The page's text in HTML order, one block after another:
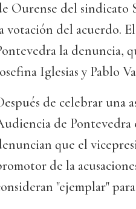
Ourense del sindicato
votación del acuerdo.
la denuncia,
Iglesias y Pablo
de celebrar una
de Pontevedra
que el
de la
"ejemplar"